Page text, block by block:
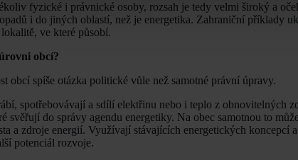
fyzické i právnické osoby, rozsah je tedy velmi široký a
i do jiných oblastí, než je energetika. Zahraniční příklady
ve které působí.
obcí?
obcí spíše otázka politické vůle než samotné právní úpravy.
spotřebovávají a sdílí elektřinu nebo i teplo z obnovitelných
svěřují do správy agendu energetiky. Na obec samotnou to
a zdroje energií. Využívají stávajících energetických koncepcí
potenciál rozvoje.